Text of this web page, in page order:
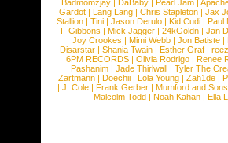
Badmomzjay |DaBaby |Pearl Jam |
Gardot | Lang Lang | Chris Stapleton | Jax
Stallion |Tini |Jason Derulo |Kid Cudi |Paul
F Gibbons | Mick Jagger | 24kGoldn | Jan
Joy Crookes | Mimi Webb | Jon Batiste |
Disarstar | Shania Twain | Esther Graf |
6PM RECORDS | Olivia Rodrigo | Renee
Pashanim |Jade Thirlwall |Tyler The
Zartmann | Doechii | Lola Young | Zah1de |
| J. Cole | Frank Gerber | Mumford and Sons
Malcolm Todd | Noah Kahan | Ella